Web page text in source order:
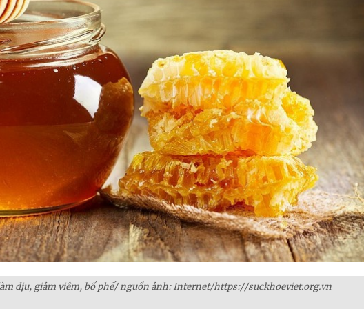
dịu, giảm viêm, bổ phế/ nguồn ảnh: Internet/https://suckhoeviet.org.vn